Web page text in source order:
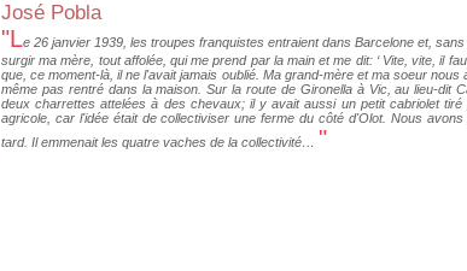
José Pobla
"Le 26 janvier 1939, les troupes franquistes entraient dans Barcelone et,
surgir ma mère, tout affolée, qui me prend par la main et me dit: ‘ Vite, vite, il
que, ce moment-là, il ne l'avait jamais oublié. Ma grand-mère et ma soeur
même pas rentré dans la maison. Sur la route de Gironella à Vic, au lieu-dit
deux charrettes attelées à des chevaux; il y avait aussi un petit cabriolet
agricole, car l'idée était de collectiviser une ferme du côté d'Olot. Nous
tard. Il emmenait les quatre vaches de la collectivité…
"